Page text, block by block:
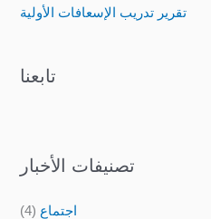
تقرير تدريب الإسعافات الأولية
تابعنا
تصنيفات الأخبار
اجتماع (4)